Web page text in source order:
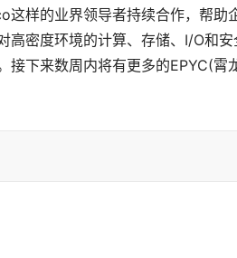
这样的业界领导者持续合作，帮助
高密度环境的计算、存储、I/O和安
接下来数周内将有更多的EPYC(霄